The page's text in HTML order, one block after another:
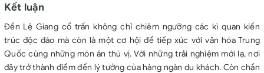
Kết luận
Đến Lệ Giang cổ trấn không chỉ chiêm ngưỡng các kì quan kiến
trúc độc đáo mà còn là một cơ hội để tiếp xúc với văn hóa Trung
Quốc cùng những món ăn thú vị. Với những trải nghiệm mới lạ, nơi
đây trở thành điểm đến lý tưởng của hàng ngàn du khách. Còn chần